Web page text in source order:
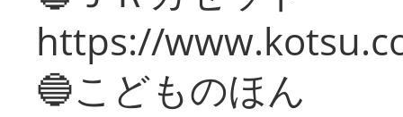
https://
🔵こどものほん